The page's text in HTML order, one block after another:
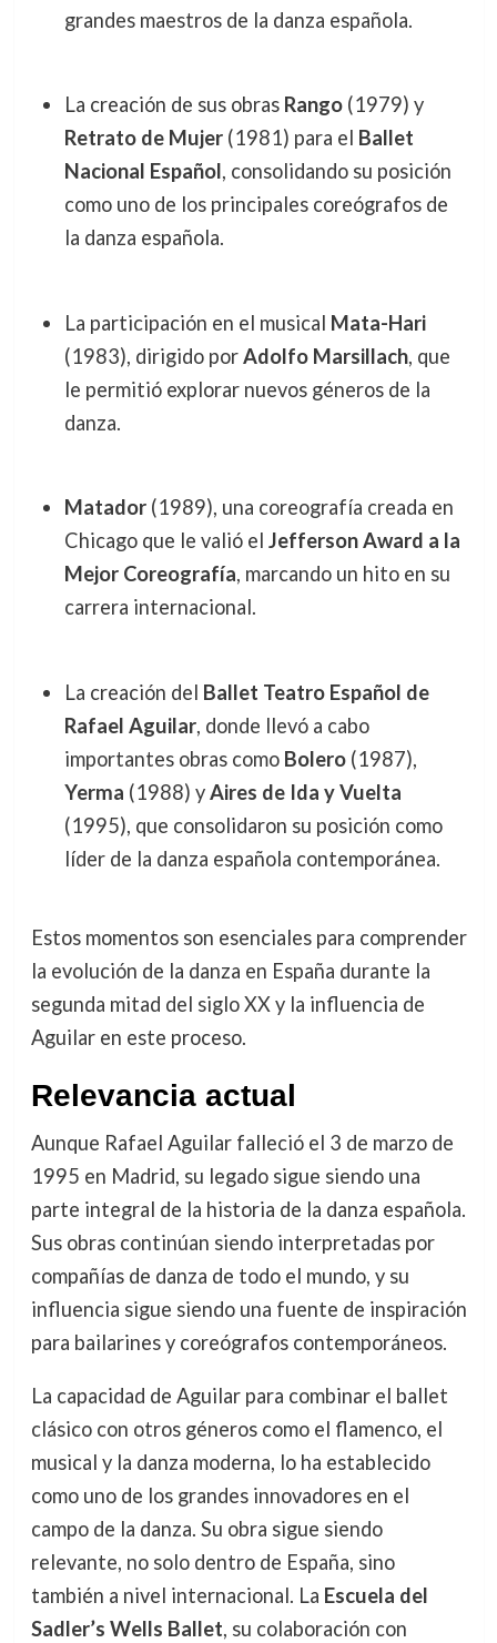
grandes maestros de la danza española.
La creación de sus obras Rango(1979) y
Retrato de Mujer(1981) para el Ballet
Nacional Español, consolidando su posición
como uno de los principales coreógrafos de
la danza española.
La participación en el musical Mata-Hari
(1983), dirigido porAdolfo Marsillach, que
le permitió explorar nuevos géneros de la
danza.
Matador(1989), una coreografía creada en
Chicago que le valió el Jefferson Award a la
Mejor Coreografía, marcando un hito en su
carrera internacional.
La creación del Ballet Teatro Español de
Rafael Aguilar, donde llevó a cabo
importantes obras como Bolero(1987),
Yerma (1988) yAires de Ida y Vuelta
(1995), que consolidaron su posición como
líder de la danza española contemporánea.
Estos momentos son esenciales para comprender
la evolución de la danza en España durante la
segunda mitad del siglo XX y la influencia de
Aguilar en este proceso.
Relevancia actual
Aunque Rafael Aguilar falleció el 3 de marzo de
1995 en Madrid, su legado sigue siendo una
parte integral de la historia de la danza española.
Sus obras continúan siendo interpretadas por
compañías de danza de todo el mundo, y su
influencia sigue siendo una fuente de inspiración
para bailarines y coreógrafos contemporáneos.
La capacidad de Aguilar para combinar el ballet
clásico con otros géneros como el flamenco, el
musical y la danza moderna, lo ha establecido
como uno de los grandes innovadores en el
campo de la danza. Su obra sigue siendo
relevante, no solo dentro de España, sino
también a nivel internacional. La Escuela del
Sadler’s Wells Ballet, su colaboración con